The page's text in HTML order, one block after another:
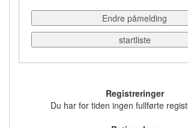
Endre påmelding
startliste
Registreringer
Du har for tiden ingen fullførte